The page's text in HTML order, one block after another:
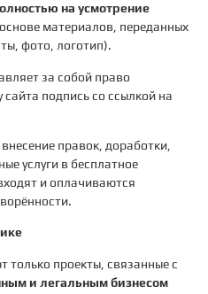
на усмотрение
материалов, переданных
фото, логотип).
за собой право
сайта подпись со ссылкой на
правок, доработки,
услуги в бесплатное
и оплачиваются
только проекты, связанные с
и легальным бизнесом